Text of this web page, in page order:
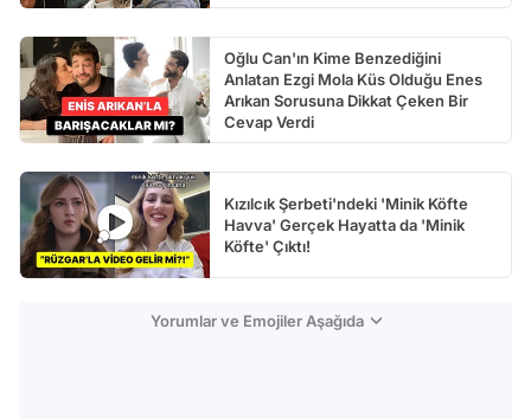
Oğlu Can'ın Kime Benzediğini
Anlatan Ezgi Mola Küs Olduğu Enes
Arıkan Sorusuna Dikkat Çeken Bir
Cevap Verdi
Kızılcık Şerbeti'ndeki 'Minik Köfte
Havva' Gerçek Hayatta da 'Minik
Köfte' Çıktı!
Yorumlar ve Emojiler Aşağıda